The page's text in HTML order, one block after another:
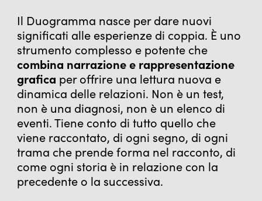
Il Duogramma nasce per dare nuovi
significati alle esperienze di coppia. È uno
strumento complesso e potente che
combina narrazione e rappresentazione
grafica per offrire una lettura nuova e
dinamica delle relazioni. Non è un test,
non è una diagnosi, non è un elenco di
eventi. Tiene conto di tutto quello che
viene raccontato, di ogni segno, di ogni
trama che prende forma nel racconto, di
come ogni storia è in relazione con la
precedente o la successiva.